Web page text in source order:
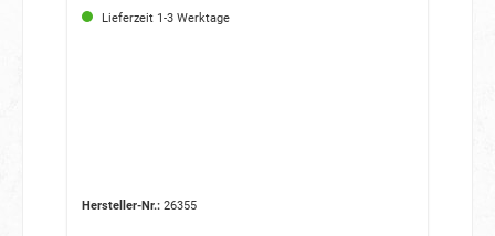
Lieferzeit 1-3 Werktage
Hersteller-Nr.:26355